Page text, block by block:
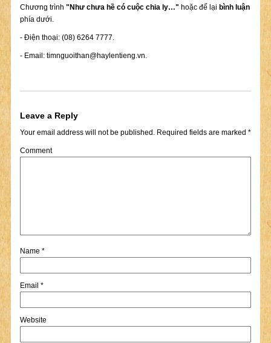
Chương trình "Như chưa hề có cuộc chia ly…" hoặc để lại bình luận
phía dưới.
- Điện thoại: (08) 6264 7777.
- Email: timnguoithan@haylentieng.vn.
Leave a Reply
Your email address will not be published.Required fields are marked *
Comment
Name *
Email *
Website